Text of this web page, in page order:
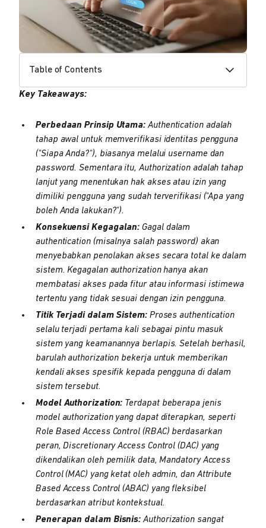
Table of Contents
Key Takeaways:
Perbedaan Prinsip Utama: Authentication adalah
tahap awal untuk memverifikasi identitas pengguna
("Siapa Anda?"), biasanya melalui username dan
password. Sementara itu, Authorization adalah tahap
lanjut yang menentukan hak akses atau izin yang
dimiliki pengguna yang sudah terverifikasi ("Apa yang
boleh Anda lakukan?").
Konsekuensi Kegagalan: Gagal dalam
authentication (misalnya salah password) akan
menyebabkan penolakan akses secara total ke dalam
sistem. Kegagalan authorization hanya akan
membatasi akses pada fitur atau informasi istimewa
tertentu yang tidak sesuai dengan izin pengguna.
Titik Terjadi dalam Sistem:Proses authentication
selalu terjadi pertama kali sebagai pintu masuk
sistem yang keamanannya berlapis. Setelah berhasil,
barulah authorization bekerja untuk memberikan
kendali akses spesifik kepada pengguna di dalam
sistem tersebut.
Model Authorization: Terdapat beberapa jenis
model authorization yang dapat diterapkan, seperti
Role Based Access Control (RBAC) berdasarkan
peran, Discretionary Access Control (DAC) yang
dikendalikan oleh pemilik data, Mandatory Access
Control (MAC) yang ketat oleh admin, dan Attribute
Based Access Control (ABAC) yang fleksibel
berdasarkan atribut kontekstual.
Penerapan dalam Bisnis: Authorization sangat